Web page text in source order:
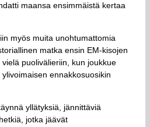
maansa ensimmäistä kertaa
myös muita unohtumattomia
matka ensin EM-kisojen
puolivälieriin, kun joukkue
ennakkosuosikin
yllätyksiä, jännittäviä
jotka jäävät